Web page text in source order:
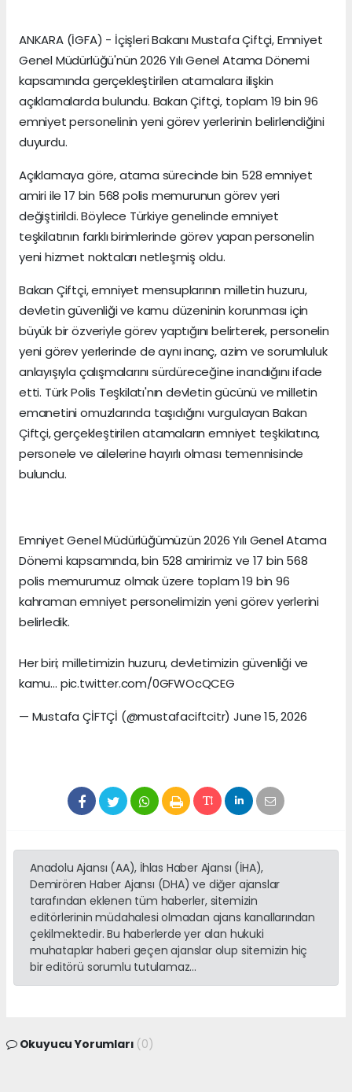
ANKARA (İGFA) - İçişleri Bakanı Mustafa Çiftçi, Emniyet
Genel Müdürlüğü'nün 2026 Yılı Genel Atama Dönemi
kapsamında gerçekleştirilen atamalara ilişkin
açıklamalarda bulundu. Bakan Çiftçi, toplam 19 bin 96
emniyet personelinin yeni görev yerlerinin belirlendiğini
duyurdu.
Açıklamaya göre, atama sürecinde bin 528 emniyet
amiri ile 17 bin 568 polis memurunun görev yeri
değiştirildi. Böylece Türkiye genelinde emniyet
teşkilatının farklı birimlerinde görev yapan personelin
yeni hizmet noktaları netleşmiş oldu.
Bakan Çiftçi, emniyet mensuplarının milletin huzuru,
devletin güvenliği ve kamu düzeninin korunması için
büyük bir özveriyle görev yaptığını belirterek, personelin
yeni görev yerlerinde de aynı inanç, azim ve sorumluluk
anlayışıyla çalışmalarını sürdüreceğine inandığını ifade
etti. Türk Polis Teşkilatı'nın devletin gücünü ve milletin
emanetini omuzlarında taşıdığını vurgulayan Bakan
Çiftçi, gerçekleştirilen atamaların emniyet teşkilatına,
personele ve ailelerine hayırlı olması temennisinde
bulundu.
Emniyet Genel Müdürlüğümüzün 2026 Yılı Genel Atama
Dönemi kapsamında, bin 528 amirimiz ve 17 bin 568
polis memurumuz olmak üzere toplam 19 bin 96
kahraman emniyet personelimizin yeni görev yerlerini
belirledik.
Her biri; milletimizin huzuru, devletimizin güvenliği ve
kamu… pic.twitter.com/0GFWOcQCEG
— Mustafa ÇİFTÇİ (@mustafaciftcitr) June 15, 2026
Anadolu Ajansı (AA), İhlas Haber Ajansı (İHA),
Demirören Haber Ajansı (DHA) ve diğer ajanslar
tarafından eklenen tüm haberler, sitemizin
editörlerinin müdahalesi olmadan ajans kanallarından
çekilmektedir. Bu haberlerde yer alan hukuki
muhataplar haberi geçen ajanslar olup sitemizin hiç
bir editörü sorumlu tutulamaz...
Okuyucu Yorumları (0)